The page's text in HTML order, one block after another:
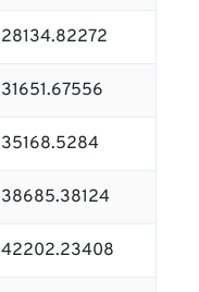
28134.82272
31651.67556
35168.5284
38685.38124
42202.23408